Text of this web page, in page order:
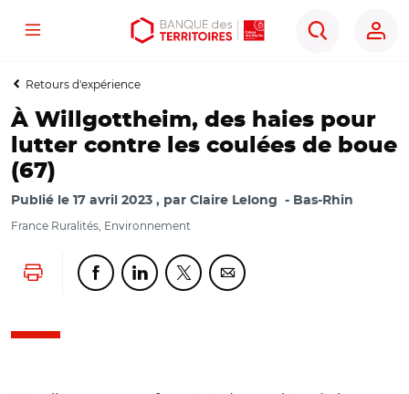
Aller
contenu
Aller
menu
Ouvrir
outils
Menu
Rechercher
Retours d'expérience
À Willgottheim, des haies pour
lutter contre les coulées de boue
(67)
Publié le 17 avril 2023 par Claire Lelong Bas-Rhin
France Ruralités, Environnement
Lancer l'impressionPartager cette page sur Facebook
Partager cette page sur Linkedin
Partager cette page sur Twitter
Partager cette page sur